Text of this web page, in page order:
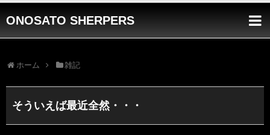
ONOSATO SHERPERS
ホーム 雑記
そういえば最近全然・・・